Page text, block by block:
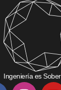
Ingeniería es